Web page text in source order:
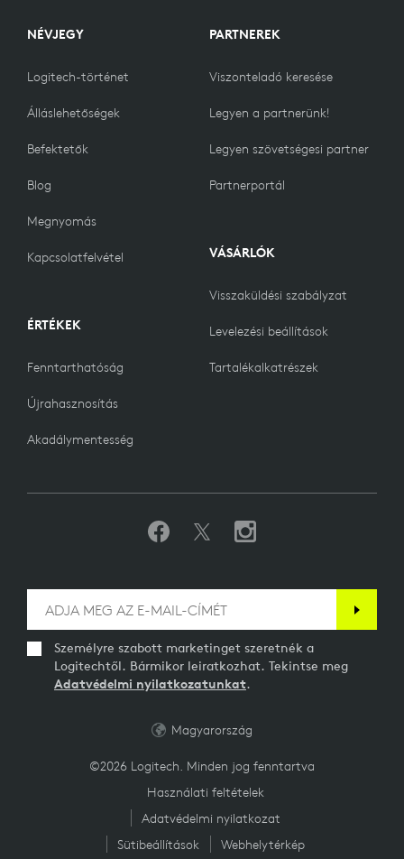
NÉVJEGY
Logitech-történet
Álláslehetőségek
Befektetők
Blog
Megnyomás
Kapcsolatfelvétel
ÉRTÉKEK
Fenntarthatóság
Újrahasznosítás
Akadálymentesség
PARTNEREK
Viszonteladó keresése
Legyen a partnerünk!
Legyen szövetségesi partner
Partnerportál
VÁSÁRLÓK
Visszaküldési szabályzat
Levelezési beállítások
Tartalékalkatrészek
Személyre szabott marketinget szeretnék a
Logitechtől. Bármikor leiratkozhat. Tekintse meg
Adatvédelmi nyilatkozatunkat.
©2026 Logitech. Minden jog fenntartva
Használati feltételek
Adatvédelmi nyilatkozat
Sütibeállítások
Webhelytérkép
Magyarország